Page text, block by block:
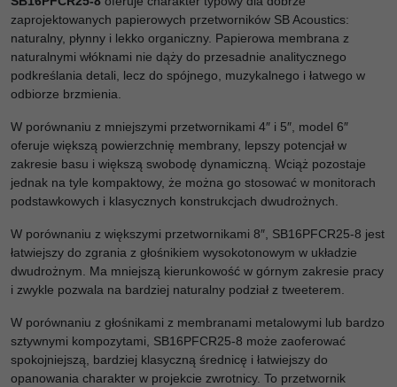
zaprojektowanych papierowych przetworników SB Acoustics:
naturalny, płynny i lekko organiczny. Papierowa membrana z
naturalnymi włóknami nie dąży do przesadnie analitycznego
podkreślania detali, lecz do spójnego, muzykalnego i łatwego w
odbiorze brzmienia.
W porównaniu z mniejszymi przetwornikami 4″ i 5″, model 6″
oferuje większą powierzchnię membrany, lepszy potencjał w
zakresie basu i większą swobodę dynamiczną. Wciąż pozostaje
jednak na tyle kompaktowy, że można go stosować w monitorach
podstawkowych i klasycznych konstrukcjach dwudrożnych.
W porównaniu z większymi przetwornikami 8″, SB16PFCR25-8 jest
łatwiejszy do zgrania z głośnikiem wysokotonowym w układzie
dwudrożnym. Ma mniejszą kierunkowość w górnym zakresie pracy
i zwykle pozwala na bardziej naturalny podział z tweeterem.
W porównaniu z głośnikami z membranami metalowymi lub bardzo
sztywnymi kompozytami, SB16PFCR25-8 może zaoferować
spokojniejszą, bardziej klasyczną średnicę i łatwiejszy do
opanowania charakter w projekcie zwrotnicy. To przetwornik